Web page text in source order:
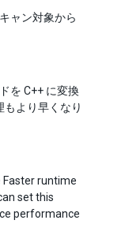
ャン対象から
を C++ に変換
より早くなり
Faster runtime
set this
performance